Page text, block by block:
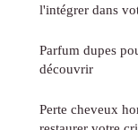
l'intégrer dans
Parfum dupes
découvrir
Perte cheveux